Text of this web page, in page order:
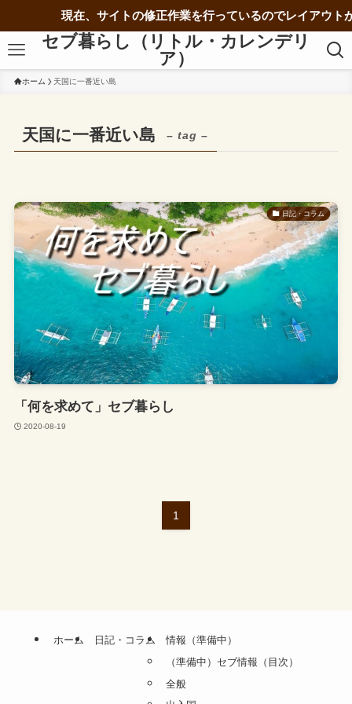
現在、サイトの修正作業を行っているのでレイアウト
セブ暮らし（リトル・カレンデリ
ア）
ホーム 天国に一番近い島
天国に一番近い島 – tag –
日記・コラム
「何を求めて」セブ暮らし
2020-08-19
1
ホーム 日記・コラム
情報（準備中）
（準備中）セブ情報（目次）
全般